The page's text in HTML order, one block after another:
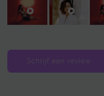
Schrijf een review